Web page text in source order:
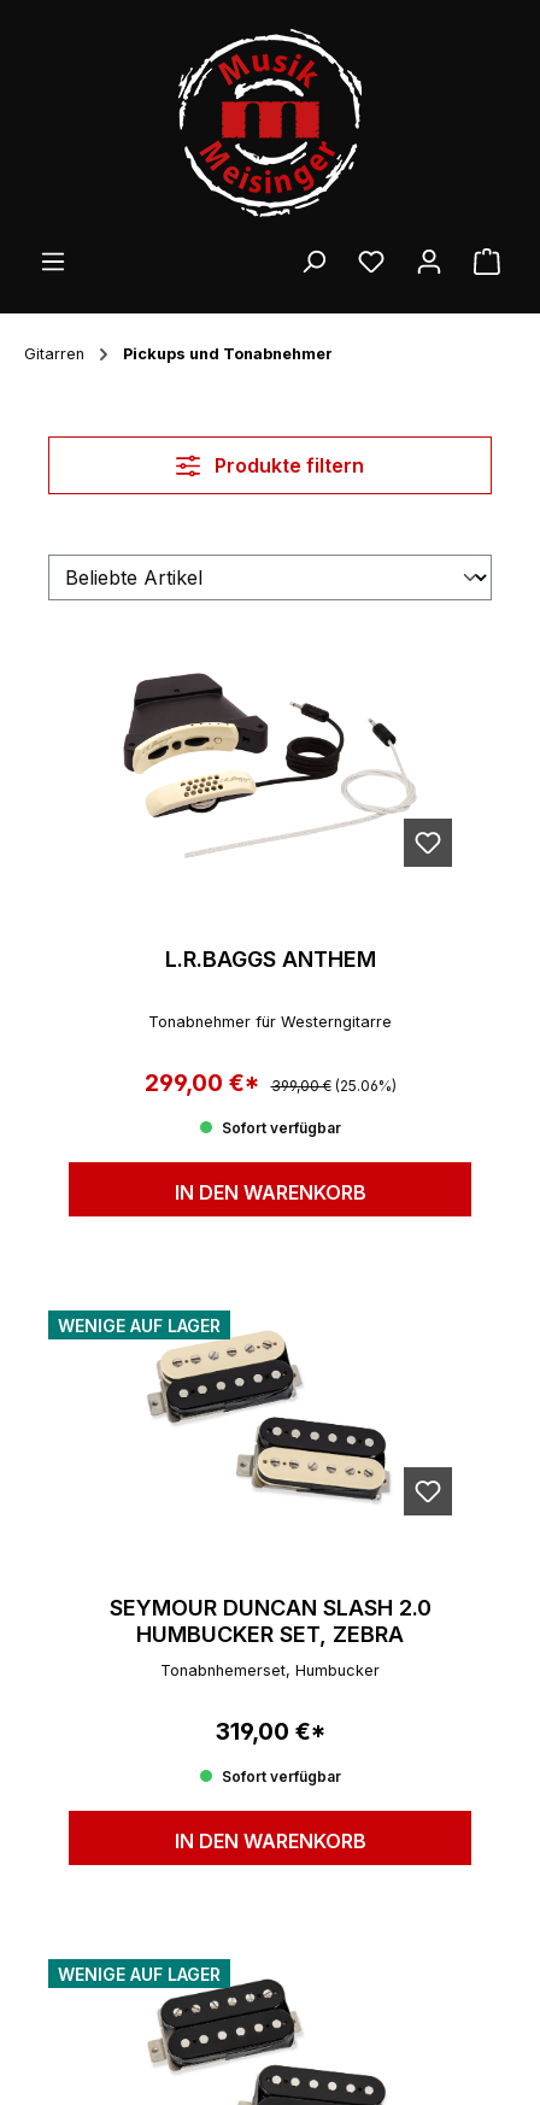
Gitarren Pickups und Tonabnehmer
Produkte filtern
L.R.BAGGS ANTHEM
Tonabnehmer für Westerngitarre
Verkaufspreis:
299,00 €* Regulärer Preis:
399,00 € (25.06%)
Sofort verfügbar
IN DEN WARENKORB
WENIGE AUF LAGER
SEYMOUR DUNCAN SLASH 2.0
HUMBUCKER SET, ZEBRA
Tonabnhemerset, Humbucker
Regulärer Preis:
319,00 €*
Sofort verfügbar
IN DEN WARENKORB
WENIGE AUF LAGER